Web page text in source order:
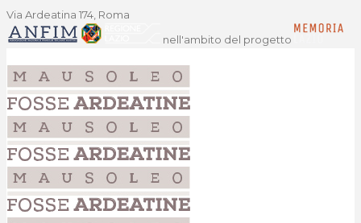
Via Ardeatina 174, Roma
nell'ambito del progetto